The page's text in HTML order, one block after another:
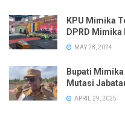
KPU Mimika
DPRD
MAY 28, 2024
Bupati
Mutasi
APRIL 29, 2025